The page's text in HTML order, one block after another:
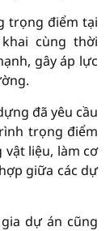
trọng điểm tại
cùng thời
gây áp lực
đã yêu cầu
trọng điểm
liệu, làm cơ
giữa các dự
dự án cũng